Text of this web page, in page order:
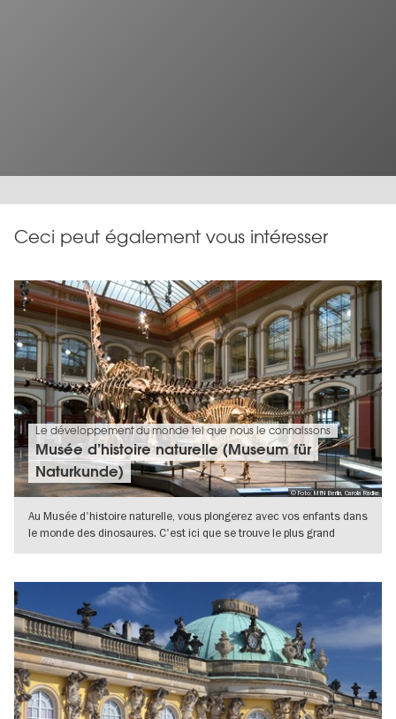
Ceci peut également vous intéresser
© Foto: MfN Berlin, Carola Radke
Le développement du monde tel que nous le connaissons
Musée d’histoire naturelle (Museum für
Naturkunde)
Au Musée d'histoire naturelle, vous plongerez avec vos enfants dans
le monde des dinosaures. C'est ici que se trouve le plus grand